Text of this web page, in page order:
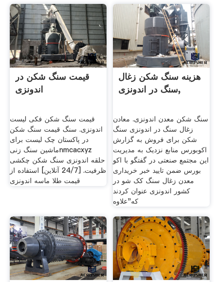
قیمت سنگ شکن در
اندونزی
قیمت سنگ شکن فکی لیست
اندونزی. سنگ قیمت سنگ شکن
در پاکستان چک لیست برای
ماشین سنگ زنیnmcacxyz
حلقه اندونزی سنگ شکن چکشی
ظرفیت. [24/7 آنلاین] استفاده از
قیمت طلا ماسه اندونزی
هزینه سنگ شکن زغال
سنگ در اندونزی,
سنگ شکن معدن اندونزی. معادن
زغال سنگ در اندونزی سنگ
شکن برای فروش به گزارش
اکوبورس منابع نزدیک به مدیریت
این مجتمع صنعتی در گفتگو با اکو
بورس ضمن تایید خبر خریداری
معدن زغال سنگ کک شو در
کشور اندونزی عنوان کردند
که"علاوه